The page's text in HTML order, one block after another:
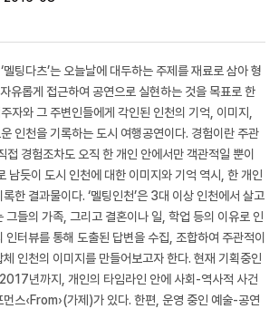
팅다츠’는 오늘날에 대두하는 주제를 재료로 삼아 형
유롭게 접근하여 공연으로 실현하는 것을 목표로 한
자와 그 주변인들에게 각인된 인천의 기억, 이미지,
인천을 기록하는 도시 여행공연이다. 경험이란 주관
접 경험조차도 오직 한 개인 안에서만 객관적일 뿐이
남듯이 도시 인천에 대한 이미지와 기억 역시, 한 개인
한 결과물이다. ‘멜팅인천’은 3대 이상 인천에서 살고
그들의 가족, 그리고 결혼이나 일, 학업 등의 이유로 인
인터뷰를 통해 도출된 답변을 수집, 조합하여 주관적이
인천의 이미지를 만들어보고자 한다. 현재 기획중인
년까지, 개인의 타임라인 안에 사회-역사적 사건
스‹From›(가제)가 있다. 한편, 운영 중인 예술-공연